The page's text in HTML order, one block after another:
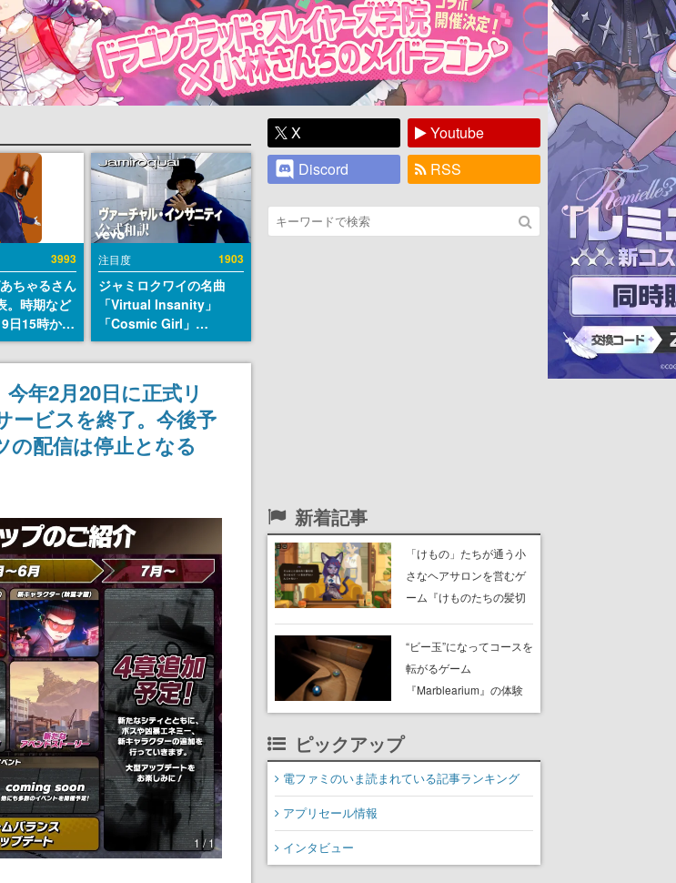
3993
ちゃるさん
。時期など
日15時から
注目度 1903
ジャミロクワイの名曲
「Virtual Insanity」
「Cosmic Girl」
「Canned Heat」公式日
本語字幕付きMVがいき
なり公開！「SUMMER
SONIC 2026」での9年ぶ
りとなる日本公演を記念
して
年2月20日に正式リ
ービスを終了。今後予
配信は停止となる
1 / 1
X
Youtube
Discord
RSS
新着記事
「けもの」たちが通う小
さなヘアサロンを営むゲ
ーム『けものたちの髪切
始。悩みを持ったお客様
と会話を交わし“本当に望
んでる髪型”を見つけ出す
“ビー玉”になってコースを
転がるゲーム
『Marblearium』の体験
版がSteamで本日8月7日
ピックアップ
電ファミのいま読まれている記事ランキング
アプリセール情報
インタビュー